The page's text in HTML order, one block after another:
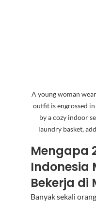
A young woman
outfit is engrossed
by a cozy indoor
laundry basket,
Mengapa
Indonesia
Bekerja di
Banyak sekali